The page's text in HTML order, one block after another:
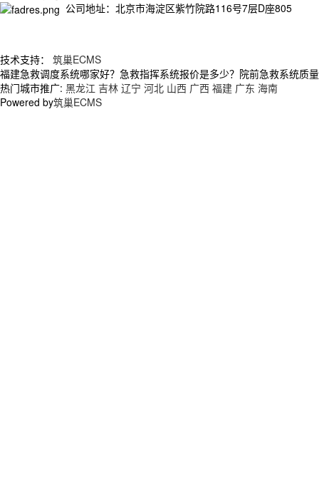
公司地址：北京市海淀区紫竹院路116号7层D座805
技术支持： 筑巢ECMS
福建急救调度系统哪家好？急救指挥系统报价是多少？院前急救系统
热门城市推广: 黑龙江 吉林 辽宁 河北 山西 广西 福建 广东 海南
Powered by筑巢ECMS